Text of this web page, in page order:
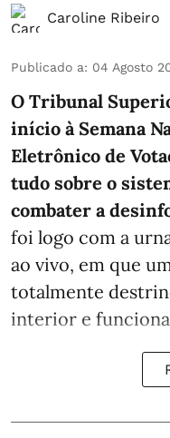
Caroline Ribeiro
Publicado a: 04 Agosto
O Tribunal
início à Semana
Eletrônico de
tudo sobre o
combater a
foi logo com a
ao vivo, em que
totalmente
interior e